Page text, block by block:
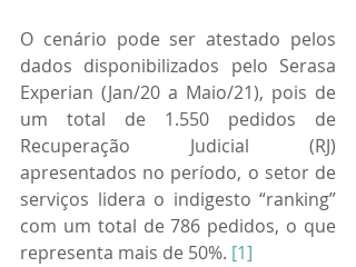
O cenário pode ser atestado pelos
dados disponibilizados pelo Serasa
Experian (Jan/20 a Maio/21), pois de
um total de 1.550 pedidos de
Recuperação Judicial (RJ)
apresentados no período, o setor de
serviços lidera o indigesto “ranking”
com um total de 786 pedidos, o que
representa mais de 50%. [1]